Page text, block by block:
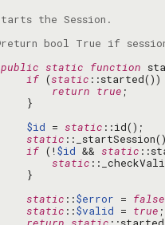
public static function
if (static
return true
$id = static
static
if (!$id && static
static
static ::$error = false
static ::$valid = true